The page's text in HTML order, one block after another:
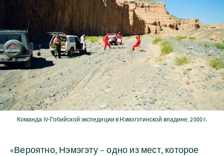
Команда IV-Гобийской экспедиции в Нэмэгэтинской впадине, 2000 г.
«Вероятно, Нэмэгэту – одно из мест, которое